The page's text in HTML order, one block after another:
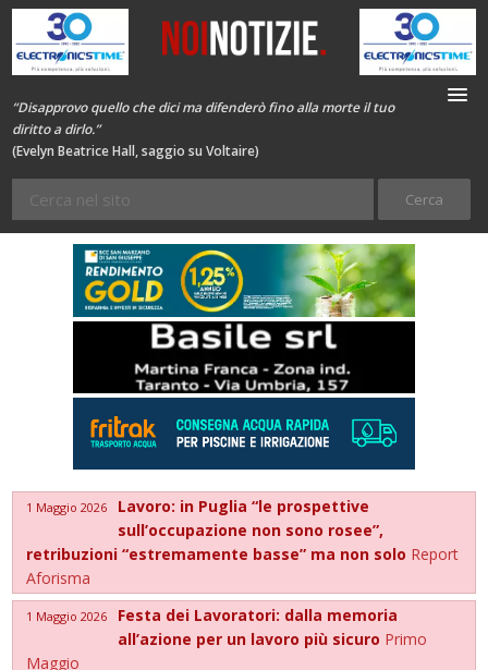
“Disapprovo quello che dici ma difenderò fino alla morte il tuo
diritto a dirlo.”
(Evelyn Beatrice Hall, saggio su Voltaire)
1 Maggio 2026
Lavoro: in Puglia “le prospettive
sull’occupazione non sono rosee”,
retribuzioni “estremamente basse” ma non solo Report
Aforisma
1 Maggio 2026
Festa dei Lavoratori: dalla memoria
all’azione per un lavoro più sicuro Primo
Maggio